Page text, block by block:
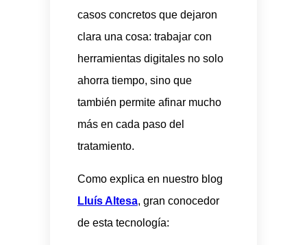
casos concretos que dejaron
clara una cosa: trabajar con
herramientas digitales no solo
ahorra tiempo, sino que
también permite afinar mucho
más en cada paso del
tratamiento.
Como explica en nuestro blog
Lluís Altesa, gran conocedor
de esta tecnología: